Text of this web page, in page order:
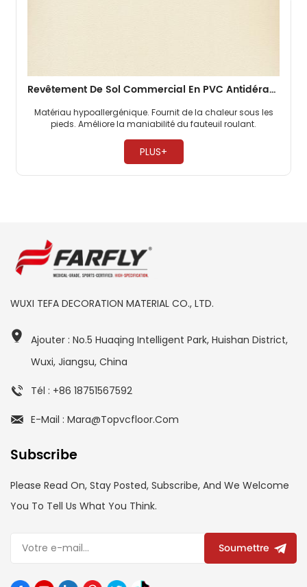
Revêtement De Sol Commercial En PVC Antidérapant De 2 Mm Pour Bureaux
Matériau hypoallergénique. Fournit de la chaleur sous les
pieds. Améliore la maniabilité du fauteuil roulant. ​
PLUS+
WUXI TEFA DECORATION MATERIAL CO., LTD.
Ajouter : No.5 Huaqing Intelligent Park, Huishan District,
Wuxi, Jiangsu, China
Tél : +86 18751567592
E-Mail : Mara@topvcfloor.com
Subscribe
Please Read On, Stay Posted, Subscribe, And We Welcome
You To Tell Us What You Think.
Soumettre